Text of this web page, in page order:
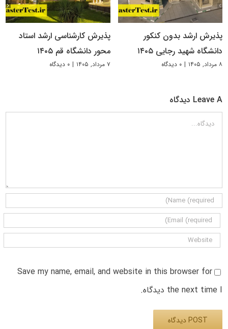
پذیرش ارشد بدون کنکور
دانشگاه شهید رجایی ۱۴۰۵
۸ مرداد, ۱۴۰۵ | ۰ دیدگاه
پذیرش کارشناسی ارشد استاد
محور دانشگاه قم ۱۴۰۵
۷ مرداد, ۱۴۰۵ | ۰ دیدگاه
Leave A دیدگاه
دیدگاه
Save my name, email, and website in this browser for
the next time I دیدگاه.